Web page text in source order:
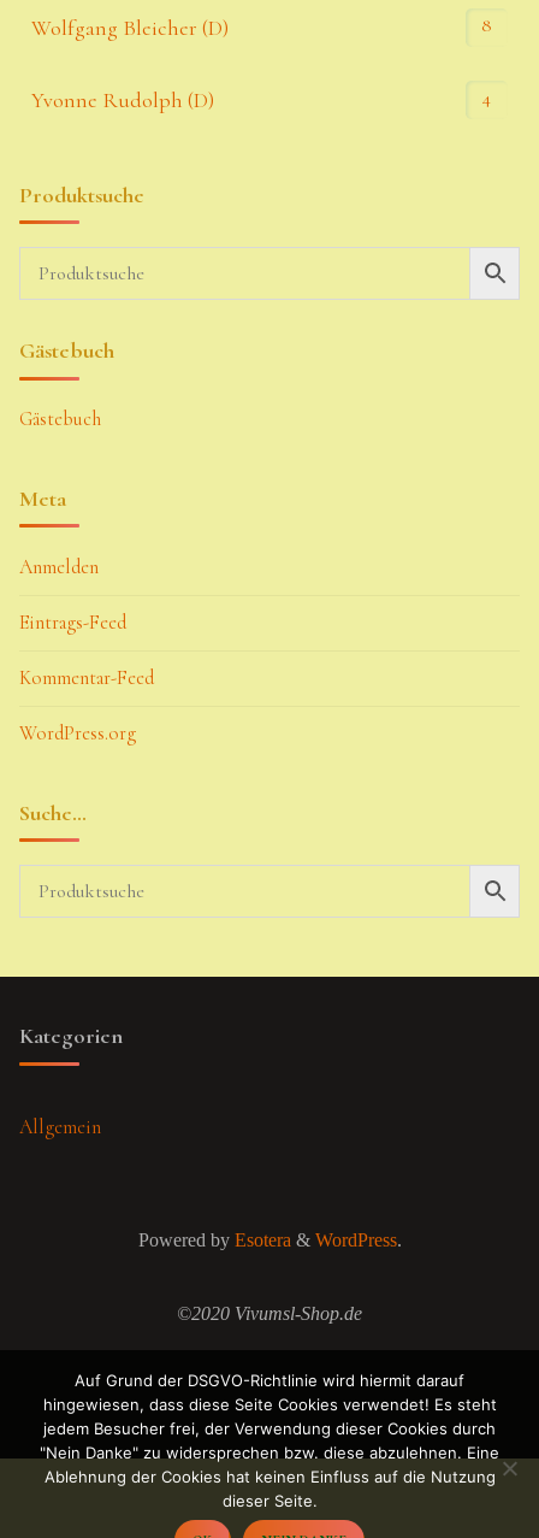
Wolfgang Bleicher (D) 8
Yvonne Rudolph (D) 4
Produktsuche
Gästebuch
Gästebuch
Meta
Anmelden
Eintrags-Feed
Kommentar-Feed
WordPress.org
Suche…
Kategorien
Allgemein
Powered byEsotera& WordPress.
©2020 Vivumsl-Shop.de
Auf Grund der DSGVO-Richtlinie wird hiermit darauf
hingewiesen, dass diese Seite Cookies verwendet! Es steht
jedem Besucher frei, der Verwendung dieser Cookies durch
"Nein Danke" zu widersprechen bzw. diese abzulehnen. Eine
Ablehnung der Cookies hat keinen Einfluss auf die Nutzung
dieser Seite.